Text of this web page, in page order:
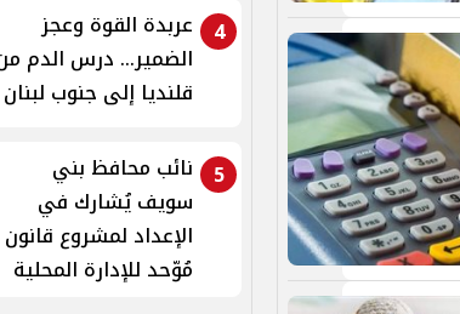
4
عربدة القوة وعجز
الضمير... درس الدم
قلنديا إلى جنوب لبنان
5
نائب محافظ بني
سويف يُشارك في
الإعداد لمشروع قانون
مُوّحد للإدارة المحلية